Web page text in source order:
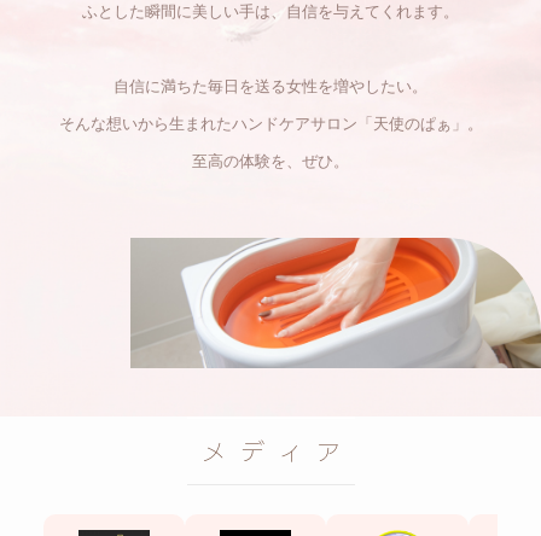
ふとした瞬間に美しい手は、自信を与えてくれます。
自信に満ちた毎日を送る女性を増やしたい。
そんな想いから生まれたハンドケアサロン「天使のぱぁ」。
至高の体験を、ぜひ。
メディア